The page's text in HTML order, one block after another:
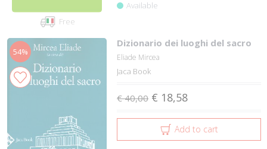
Free
Available
54%
Dizionario dei luoghi del sacro
Eliade Mircea
Jaca Book
€ 40,00 € 18,58
Add to cart